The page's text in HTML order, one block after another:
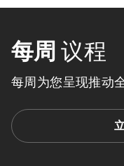
每周 议程
每周为您呈现推动